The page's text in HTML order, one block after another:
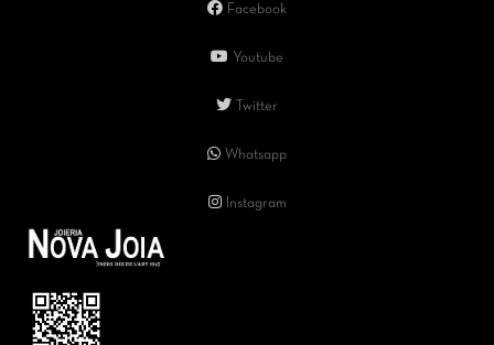
Facebook
Youtube
Twitter
Whatsapp
Instagram